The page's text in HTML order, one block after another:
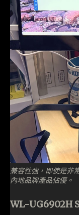
兼容性強，即使是非
內地品牌產品佔優。
WL-UG6902H